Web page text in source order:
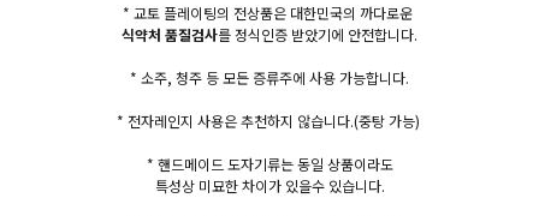
* 교토 플레이팅의 전상품은 대한민국의 까다로운
식약처 품질검사를 정식인증 받았기에 안전합니다.
* 소주, 청주 등 모든 증류주에 사용 가능합니다.
* 전자레인지 사용은 추천하지 않습니다.(중탕 가능)
* 핸드메이드 도자기류는 동일 상품이라도
특성상 미묘한 차이가 있을수 있습니다.